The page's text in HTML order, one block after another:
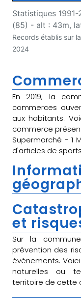
Statistiques 1991-
(85) - alt : 43m,
Records établis sur
2024
En 2019, la
commerces
aux habitants.
commerce
Supermarché - 1
d'articles de
et
Sur la
prévention des
événements.
naturelles ou
territoire de cette